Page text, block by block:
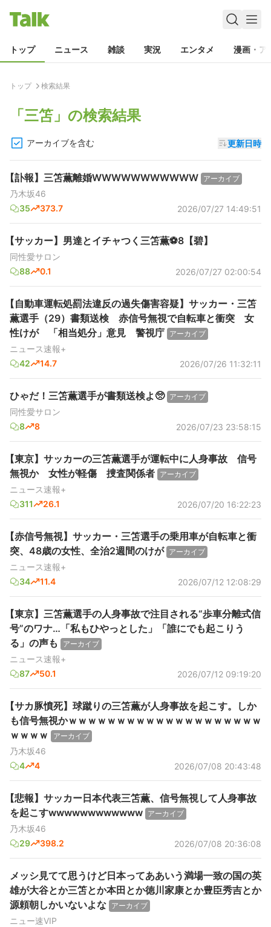
トップ ニュース 雑談 実況 エンタメ 漫画・ア
トップ 検索結果
「三笘 」の検索結果
アーカイブを含む 更新日時
【訃報】三笘薫離婚WWWWWWWWWWW アーカイブ
乃木坂46
35
373.7 2026/07/27 14:49:51
【サッカー】男達とイチャつく三笘薫⚽8【碧】
同性愛サロン
88
0.1 2026/07/27 02:00:54
【自動車運転処罰法違反の過失傷害容疑】サッカー・三笘
薫選手（29）書類送検 赤信号無視で自転車と衝突 女
性けが 「相当処分」意見 警視庁 アーカイブ
ニュース速報+
42
14.7 2026/07/26 11:32:11
ひゃだ！三笘薫選手が書類送検よ🥺 アーカイブ
同性愛サロン
8
8 2026/07/23 23:58:15
【東京】サッカーの三笘薫選手が運転中に人身事故 信号
無視か 女性が軽傷 捜査関係者 アーカイブ
ニュース速報+
311
26.1 2026/07/20 16:22:23
【赤信号無視】サッカー・三笘選手の乗用車が自転車と衝
突、48歳の女性、全治2週間のけが アーカイブ
ニュース速報+
34
11.4 2026/07/12 12:08:29
【東京】三笘薫選手の人身事故で注目される“歩車分離式信
号”のワナ…「私もひやっとした」「誰にでも起こりう
る」の声も
アーカイブ
ニュース速報+
87
50.1 2026/07/12 09:19:20
【サカ豚憤死】球蹴りの三笘薫が人身事故を起こす。しか
も信号無視かｗｗｗｗｗｗｗｗｗｗｗｗｗｗｗｗｗｗｗｗ
ｗｗｗｗ
アーカイブ
乃木坂46
4
4 2026/07/08 20:43:48
【悲報】サッカー日本代表三笘薫、信号無視して人身事故
を起こすwwwwwwwwwwww アーカイブ
乃木坂46
29
398.2 2026/07/08 20:36:08
メッシ見てて思うけど日本ってああいう満場一致の国の英
雄が大谷とか三笘とか本田とか徳川家康とか豊臣秀吉とか
源頼朝しかいないよな アーカイブ
ニュー速VIP